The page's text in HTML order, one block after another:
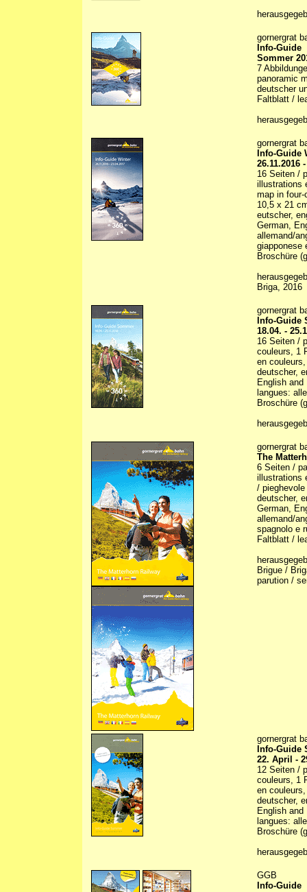
gornergrat
Info-Guide
Sommer
7
panoramic
deutscher
Faltblatt /
gornergrat
Info-Guide
26.11.2016
16 Seiten /
illustrations
map in
10,5 x 21
eutscher,
German,
allemand/
giapponese
Broschüre
Briga, 2016
gornergrat
Info-Guide
18.04. -
16 Seiten /
couleurs, 1
en
deutscher,
English
langues:
Broschüre
gornergrat
The
6 Seiten /
illustrations
/
deutscher,
German,
allemand/
spagnolo e
Faltblatt /
Brigue /
parution /
gornergrat
Info-Guide
22. April -
12 Seiten /
couleurs, 1
en
deutscher,
English
langues:
Broschüre
GGB
Info-Guide